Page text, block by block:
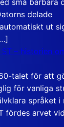
delade
ut
– historien
talet för att
för vanliga
språket i
fördes arvet